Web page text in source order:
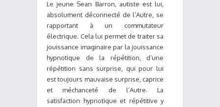
Le jeune Sean Barron, autiste est lui,
absolument déconnecté de l’Autre, se
rapportant à un commutateur
électrique. Cela lui permet de traiter sa
jouissance imaginaire par la jouissance
hypnotique de la répétition, d’une
répétition sans surprise, qui pour lui
est toujours mauvaise surprise, caprice
et méchanceté de l’Autre. La
satisfaction hypnotique et répétitive y